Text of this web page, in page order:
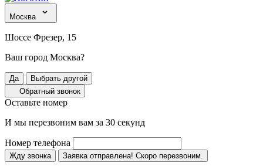
Москва
Шоссе Фрезер, 15
Ваш город Москва?
Да
Выбрать другой
Обратный звонок
Оставьте номер
И мы перезвоним вам за 30 секунд
Номер телефона
Жду звонка Заявка отправлена! Скоро перезвоним.